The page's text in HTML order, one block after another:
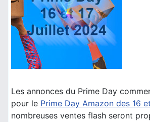
Les annonces du Prime Day
pour le Prime Day Amazon des 16
nombreuses ventes flash seront